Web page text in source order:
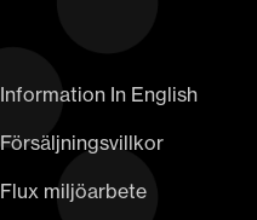
Information In English
Försäljningsvillkor
Flux miljöarbete